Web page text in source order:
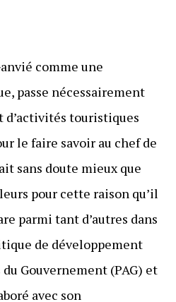
comme une
passe nécessairement
d’activités touristiques
le faire savoir au chef de
sans doute mieux que
pour cette raison qu’il
parmi tant d’autres dans
de développement
Gouvernement (PAG) et
avec son